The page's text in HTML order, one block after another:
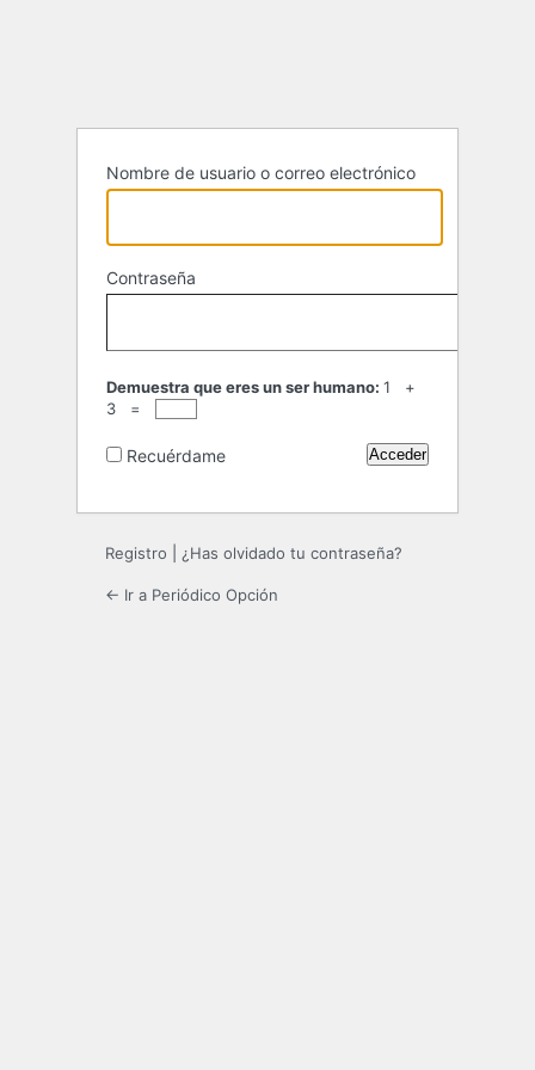
Nombre de usuario o correo electrónico
Contraseña
Demuestra que eres un ser humano: 1 +
3 =
Recuérdame
Registro ¿Has olvidado tu contraseña?
← Ir a Periódico Opción